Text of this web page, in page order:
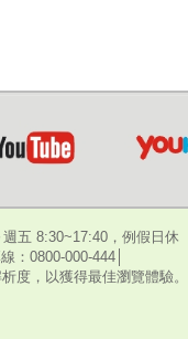
五 8:30~17:40，例假日休
：0800-000-444│
度，以獲得最佳瀏覽體驗。